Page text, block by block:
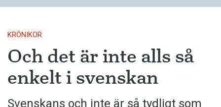
KRÖNIKOR
Och det är inte alls så
enkelt i svenskan
Svenskans och inte är så tydligt som